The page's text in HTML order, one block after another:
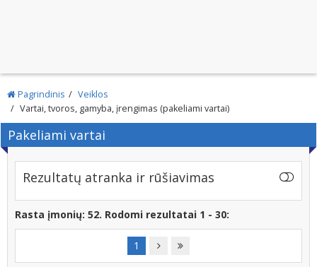
Pagrindinis
Veiklos
Vartai, tvoros, gamyba, įrengimas (pakeliami vartai)
Pakeliami vartai
Rezultatų atranka ir rūšiavimas
Rasta įmonių: 52. Rodomi rezultatai 1 - 30:
1